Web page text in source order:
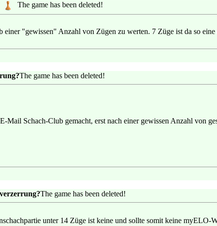
The game has been deleted!
einer "gewissen" Anzahl von Zügen zu werten. 7 Züge ist da so
The game has been deleted!
Mail Schach-Club gemacht, erst nach einer gewissen Anzahl von
The game has been deleted!
unter 14 Züge ist keine und sollte somit keine myELO-